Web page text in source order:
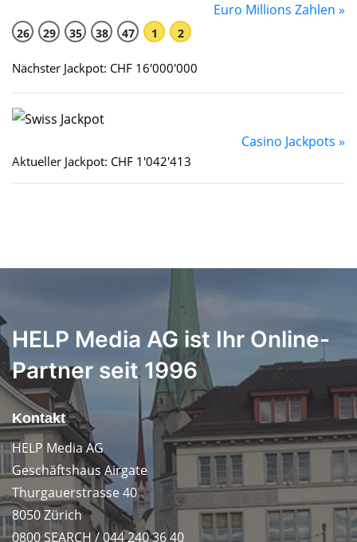
Euro Millions Zahlen »
26 29 35 38 47 1 2
Nächster Jackpot: CHF 16'000'000
Casino Jackpots »
Aktueller Jackpot: CHF 1'042'413
HELP Media AG ist Ihr Online-
Partner seit 1996
Kontakt
HELP Media AG
Geschäftshaus Airgate
Thurgauerstrasse 40
8050 Zürich
0800 SEARCH / 044 240 36 40